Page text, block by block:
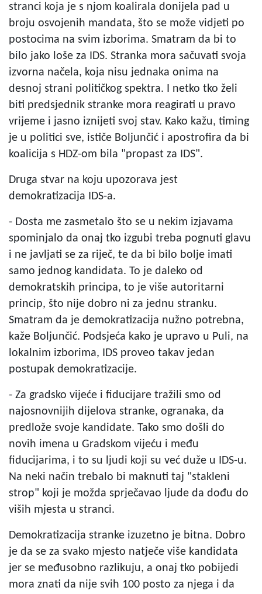
stranci koja je s njom koalirala donijela pad u
broju osvojenih mandata, što se može vidjeti po
postocima na svim izborima. Smatram da bi to
bilo jako loše za IDS. Stranka mora sačuvati svoja
izvorna načela, koja nisu jednaka onima na
desnoj strani političkog spektra. I netko tko želi
biti predsjednik stranke mora reagirati u pravo
vrijeme i jasno iznijeti svoj stav. Kako kažu, timing
je u politici sve, ističe Boljunčić i apostrofira da bi
koalicija s HDZ-om bila "propast za IDS".
Druga stvar na koju upozorava jest
demokratizacija IDS-a.
- Dosta me zasmetalo što se u nekim izjavama
spominjalo da onaj tko izgubi treba pognuti glavu
i ne javljati se za riječ, te da bi bilo bolje imati
samo jednog kandidata. To je daleko od
demokratskih principa, to je više autoritarni
princip, što nije dobro ni za jednu stranku.
Smatram da je demokratizacija nužno potrebna,
kaže Boljunčić. Podsjeća kako je upravo u Puli, na
lokalnim izborima, IDS proveo takav jedan
postupak demokratizacije.
- Za gradsko vijeće i fiducijare tražili smo od
najosnovnijih dijelova stranke, ogranaka, da
predlože svoje kandidate. Tako smo došli do
novih imena u Gradskom vijeću i među
fiducijarima, i to su ljudi koji su već duže u IDS-u.
Na neki način trebalo bi maknuti taj "stakleni
strop" koji je možda sprječavao ljude da dođu do
viših mjesta u stranci.
Demokratizacija stranke izuzetno je bitna. Dobro
je da se za svako mjesto natječe više kandidata
jer se međusobno razlikuju, a onaj tko pobijedi
mora znati da nije svih 100 posto za njega i da